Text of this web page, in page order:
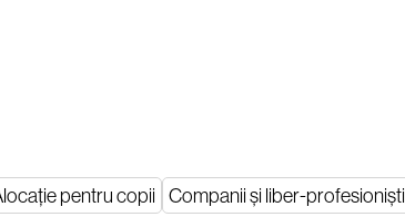
pentru copii Companii și liber-profesioniști